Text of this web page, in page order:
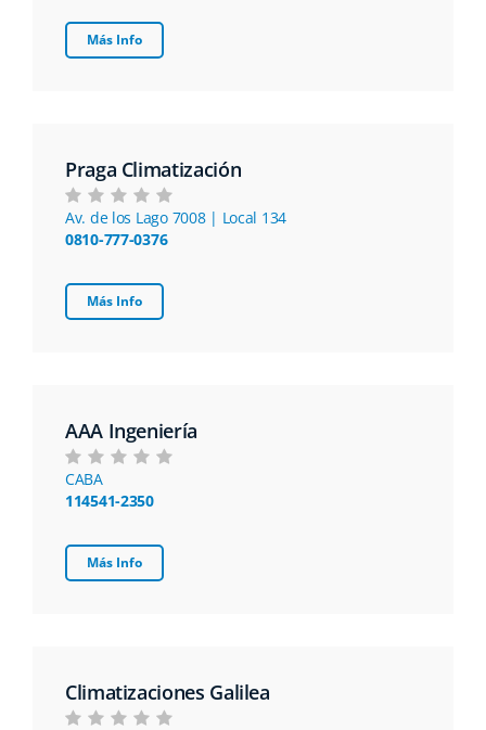
Más Info
Praga Climatización
Av. de los Lago 7008 | Local 134
0810-777-0376
Más Info
AAA Ingenierí­a
CABA
114541-2350
Más Info
Climatizaciones Galilea